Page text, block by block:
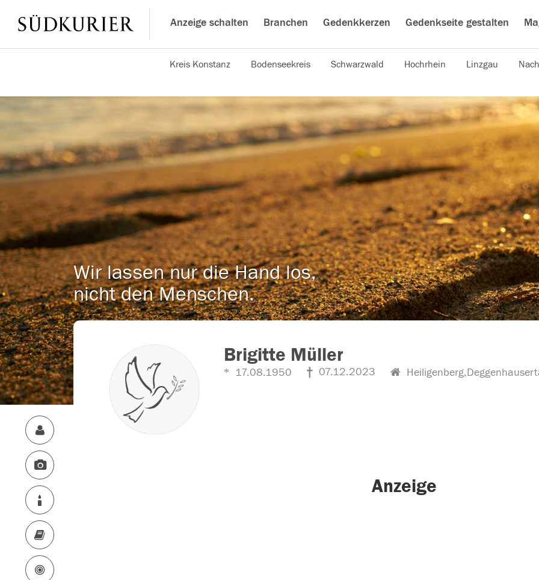
Anzeige schalten Branchen Gedenkkerzen Gedenkseite gestalten
Kreis Konstanz Bodenseekreis Schwarzwald Hochrhein Linzgau
Wir lassen nur die Hand los,
nicht den Menschen.
Brigitte Müller
17.08.1950 07.12.2023
Anzeige